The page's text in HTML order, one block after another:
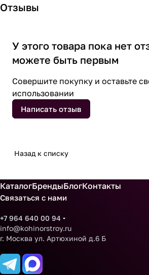
Отзывы
У этого товара пока нет
можете быть первым
Совершите покупку и оставьте
использовании
Написать отзыв
Назад к списку
КаталогБрендыБлогКонтакты
Связаться с нами
+7 964 640 00 94
info@kohinorstroy.ru
г. Москва ул. Артюхиной д.6 Б